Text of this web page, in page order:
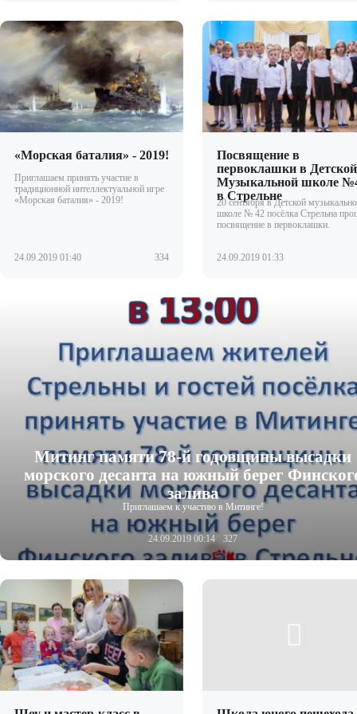
«Морская баталия» - 2019!
Приглашаем принять участие в
традиционной интеллектуальной игре
«Морская баталия» - 2019!
24.09.2019 01:40 334
Посвящение в
первоклашки в Детской
Музыкальной школе
в Стрельне
20 сентября в Детской
школе № 42 посёлка Стрельна
посвящение в первоклашки.
24.09.2019 01:33
Митинг памяти 78-й годовщины высадки
морского десанта на южный берег
залива
Приглашаем к участию в Митинге!
24.09.2019 00:14 327